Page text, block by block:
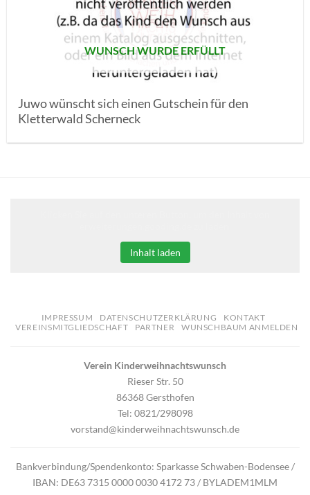
WUNSCH WURDE ERFÜLLT
Juwo wünscht sich einen Gutschein für den
Kletterwald Scherneck
Inhalt laden
IMPRESSUM DATENSCHUTZERKLÄRUNG
KONTAKT
VEREINSMITGLIEDSCHAFT
PARTNER WUNSCHBAUM ANMELDEN
Verein Kinderweihnachtswunsch
Rieser Str. 50
86368 Gersthofen
Tel: 0821/298098
vorstand@kinderweihnachtswunsch.de
Bankverbindung/Spendenkonto: Sparkasse Schwaben-Bodensee /
IBAN: DE63 7315 0000 0030 4172 73 / BYLADEM1MLM